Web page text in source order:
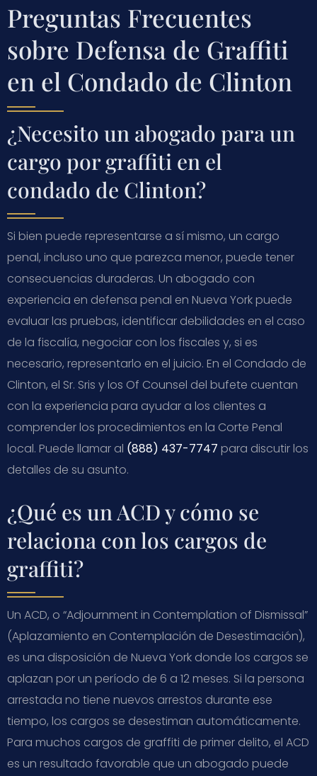
Preguntas Frecuentes
sobre Defensa de Graffiti
en el Condado de Clinton
¿Necesito un abogado para un
cargo por graffiti en el
condado de Clinton?
Si bien puede representarse a sí mismo, un cargo
penal, incluso uno que parezca menor, puede tener
consecuencias duraderas. Un abogado con
experiencia en defensa penal en Nueva York puede
evaluar las pruebas, identificar debilidades en el caso
de la fiscalía, negociar con los fiscales y, si es
necesario, representarlo en el juicio. En el Condado de
Clinton, el Sr. Sris y los Of Counsel del bufete cuentan
con la experiencia para ayudar a los clientes a
comprender los procedimientos en la Corte Penal
local. Puede llamar al (888) 437-7747 para discutir los
detalles de su asunto.
¿Qué es un ACD y cómo se
relaciona con los cargos de
graffiti?
Un ACD, o “Adjournment in Contemplation of Dismissal”
(Aplazamiento en Contemplación de Desestimación),
es una disposición de Nueva York donde los cargos se
aplazan por un período de 6 a 12 meses. Si la persona
arrestada no tiene nuevos arrestos durante ese
tiempo, los cargos se desestiman automáticamente.
Para muchos cargos de graffiti de primer delito, el ACD
es un resultado favorable que un abogado puede